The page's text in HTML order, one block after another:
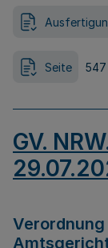
Seite 547
GV.
Verordnung